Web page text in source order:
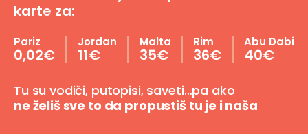
karte za:
Pariz
0,02€
Jordan
11€
Malta
35€
Rim
36€
Abu Dabi
40€
Tu su vodiči, putopisi, saveti…pa ako
ne želiš sve to da propustiš tu je i naša